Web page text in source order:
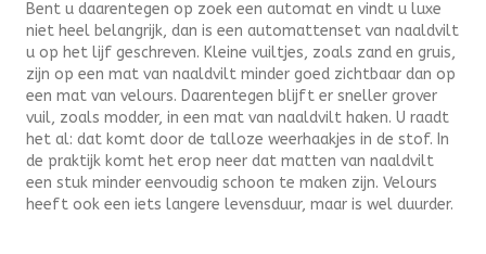
Bent u daarentegen op zoek een automat en vindt u luxe
niet heel belangrijk, dan is een automattenset van naaldvilt
u op het lijf geschreven. Kleine vuiltjes, zoals zand en gruis,
zijn op een mat van naaldvilt minder goed zichtbaar dan op
een mat van velours. Daarentegen blijft er sneller grover
vuil, zoals modder, in een mat van naaldvilt haken. U raadt
het al: dat komt door de talloze weerhaakjes in de stof. In
de praktijk komt het erop neer dat matten van naaldvilt
een stuk minder eenvoudig schoon te maken zijn. Velours
heeft ook een iets langere levensduur, maar is wel duurder.